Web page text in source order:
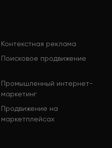
Контекстная реклама
Поисковое продвижение
Промышленный интернет-
маркетинг
Продвижение на
маркетплейсах